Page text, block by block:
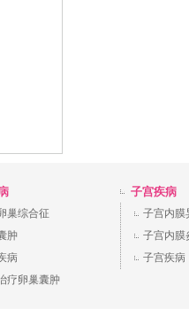
巢综合征
肿
病
疗卵巢囊肿
子宫疾病
子宫内膜
子宫内膜
子宫疾病